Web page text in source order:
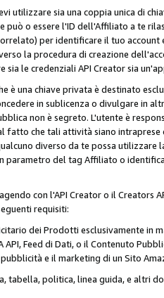
utilizzare sia una coppia unica di
può o essere l'ID dell'Affiliato a te
per identificare il tuo account
la procedura di creazione
sia le credenziali API Creator sia
è una chiave privata è destinato
in sublicenza o divulgare in
non è segreto. L'utente è
fatto che tali attività siano
diverso da te possa
parametro del tag Affiliato o
con l'API Creator o il Creators
requisiti:
dei Prodotti esclusivamente in
API, Feed di Dati, o il Contenuto
e il marketing di un Sito
tabella, politica, linea guida, e altri